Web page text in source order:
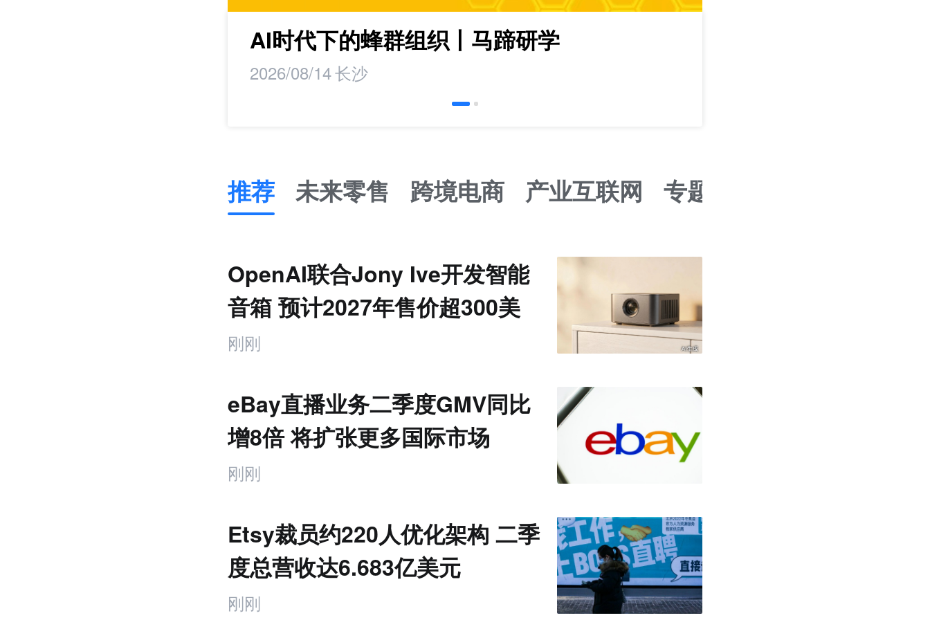
AI时代下的蜂群组织丨马蹄研学
2026/08/14长沙
推荐 未来零售 跨境电商 产业互联网 专题
来
零
售
跨
境
产
业
互
联
网
题
OpenAI联合Jony Ive开发智能
音箱 预计2027年售价超300美
元
刚刚
eBay直播业务二季度GMV同比
增8倍 将扩张更多国际市场
刚刚
Etsy裁员约220人优化架构 二季
度总营收达6.683亿美元
刚刚